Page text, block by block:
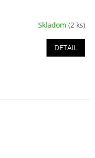
Skladom (2 ks)
DETAIL